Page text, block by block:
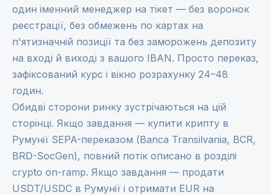
один іменний менеджер на тікет — без воронок
реєстрації, без обмежень по картах на
п'ятизначній позиції та без заморожень депозиту
на вході й виході з вашого IBAN. Просто переказ,
зафіксований курс і вікно розрахунку 24–48
годин.
Обидві сторони ринку зустрічаються на цій
сторінці. Якщо завдання — купити крипту в
Румунії SEPA-переказом (Banca Transilvania, BCR,
BRD-SocGen), повний потік описано в розділі
crypto on-ramp. Якщо завдання — продати
USDT/USDC в Румунії і отримати EUR на